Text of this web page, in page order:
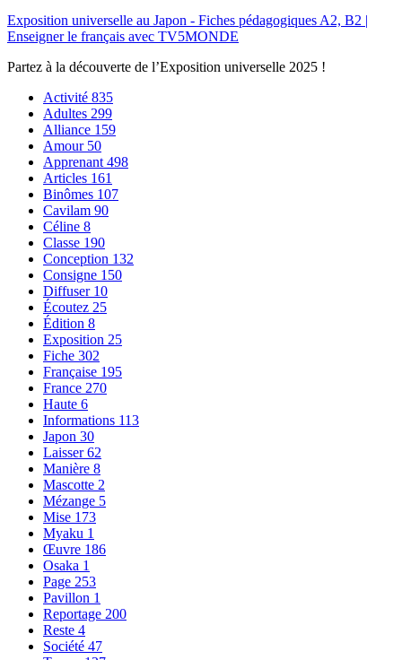
Exposition universelle au Japon - Fiches pédagogiques A2, B2 |
Enseigner le français avec TV5MONDE
Partez à la découverte de l’Exposition universelle 2025 !
Activité 835
Adultes 299
Alliance 159
Amour 50
Apprenant 498
Articles 161
Binômes 107
Cavilam 90
Céline 8
Classe 190
Conception 132
Consigne 150
Diffuser 10
Écoutez 25
Édition 8
Exposition 25
Fiche 302
Française 195
France 270
Haute 6
Informations 113
Japon 30
Laisser62
Manière 8
Mascotte 2
Mézange 5
Mise 173
Myaku 1
Œuvre 186
Osaka 1
Page 253
Pavillon 1
Reportage 200
Reste 4
Société 47